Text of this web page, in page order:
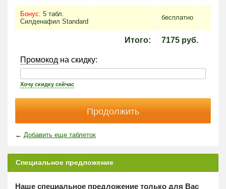
Бонус: 5 табл.
Силденафил Standard
бесплатно
Итого: 7175 руб.
Промокод на скидку:
Хочу скидку сейчас
← Добавить еще таблеток
Специальное предложение
Наше специальное предложение только для Вас